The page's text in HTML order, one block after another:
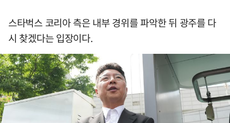
스타벅스 코리아 측은 내부 경위를 파악한 뒤 광주를 다
시 찾겠다는 입장이다.